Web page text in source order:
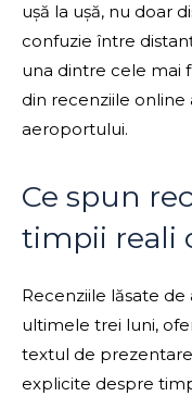
ușă la ușă, nu doar
confuzie între
una dintre cele mai
din recenziile online
aeroportului.
Ce spun
timpii reali
Recenziile lăsate
ultimele trei luni,
textul de
explicite despre